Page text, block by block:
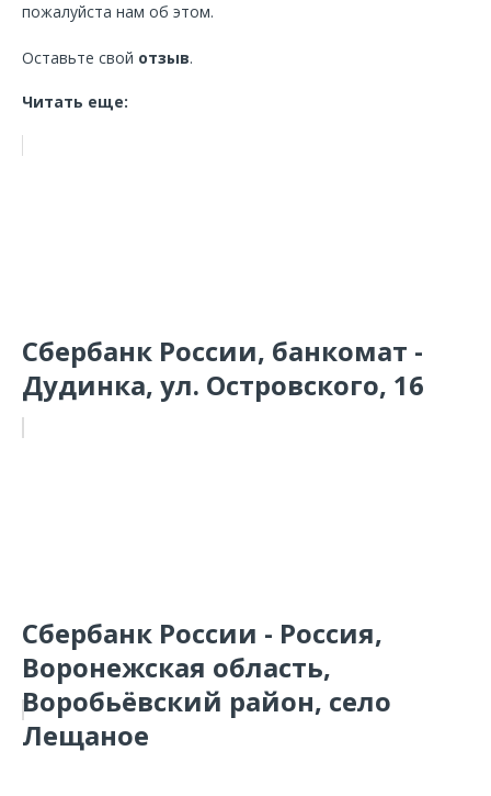
пожалуйста нам об этом.
Оставьте свой отзыв.
Читать еще:
Сбербанк России, банкомат -
Дудинка, ул. Островского, 16
Сбербанк России - Россия,
Воронежская область,
Воробьёвский район, село
Лещаное